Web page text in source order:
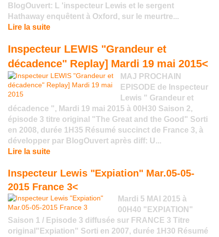
BlogOuvert: L 'inspecteur Lewis et le sergent
Hathaway enquêtent à Oxford, sur le meurtre...
Lire la suite
Inspecteur LEWIS "Grandeur et
décadence" Replay] Mardi 19 mai 2015<
MAJ PROCHAIN
EPISODE de Inspecteur
Lewis " Grandeur et
décadence ", Mardi 19 mai 2015 à 00H30 Saison 2,
épisode 3 titre original "The Great and the Good" Sorti
en 2008, durée 1H35 Résumé succinct de France 3, à
développer par BlogOuvert après diff: U...
Lire la suite
Inspecteur Lewis "Expiation" Mar.05-05-
2015 France 3<
Mardi 5 MAI 2015 à
00H40 "EXPIATION"
Saison 1 / Episode 3 diffusée sur FRANCE 3 Titre
original"Expiation" Sorti en 2007, durée 1H30 Résumé